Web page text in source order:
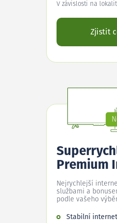
V závislosti na
Zjistit
Premium
Nejrychlejší
službami a
podle vašeho
Stabilní